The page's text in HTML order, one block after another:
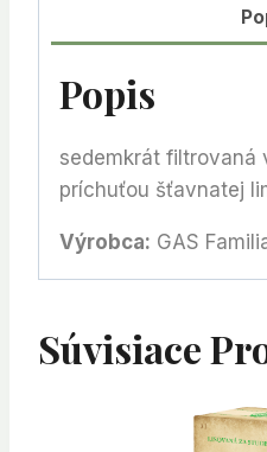
Popis
sedemkrát filtrovaná
príchuťou šťavnatej
Výrobca: GAS
Súvisiace